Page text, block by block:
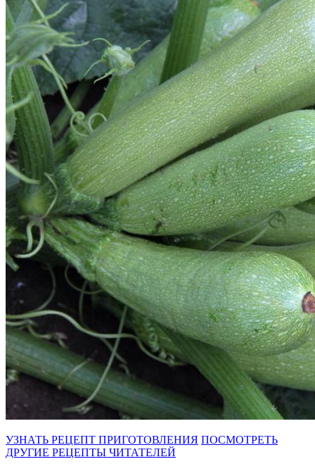
УЗНАТЬ РЕЦЕПТ ПРИГОТОВЛЕНИЯ ПОСМОТРЕТЬ
ДРУГИЕ РЕЦЕПТЫ ЧИТАТЕЛЕЙ